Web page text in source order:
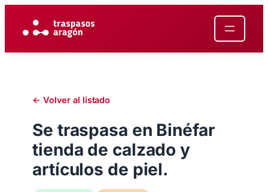
contenido
← Volver al listado
Se traspasa en Binéfar
tienda de calzado y
artículos de piel.